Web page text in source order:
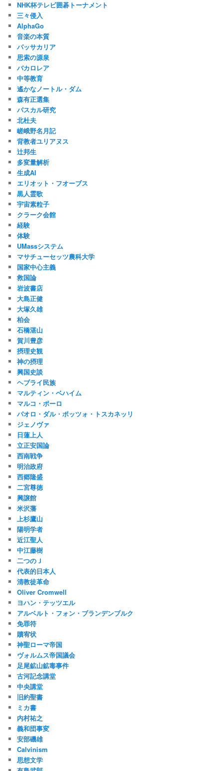
NHK杯テレビ囲碁トーナメント
三々侵入
AlphaGo
音楽の本質
パッサカリア
思索の源泉
バカロレア
中等教育
遙かなノートル・ダム
森有正選集
パスカル研究
北杜夫
嵯峨野名月記
背教者ユリアヌス
辻邦生
多変量解析
生成AI
エリオット・フオーブス
黒人霊歌
宇宙素粒子
クラーク会館
経験
体験
UMassシステム
マサチューセッツ農科大学
国家中心主義
救国論
岩波書店
大島正健
大塚久雄
柏会
石橋湛山
賀川豊彦
摂理史観
神の摂理
興国史談
ヘブライ民族
マルティン・ベハイム
マルコ・ポーロ
パオロ・ダル・ポッツォ・トスカネッリ
ジェノヴァ
日蓮上人
立正安国論
西南戦争
明治政府
西郷隆盛
二宮尊徳
興譲館
米沢藩
上杉鷹山
陽明学者
近江聖人
中江藤樹
二つのＪ
代表的日本人
清教徒革命
Oliver Cromwell
ヨハン・テッツエル
アルベルト・フォン・ブランデンブルク
免罪符
贖宥状
神聖ローマ帝国
ヴォルムス帝国議会
足尾鉱山鉱毒事件
古河記念講堂
中央講堂
旧約聖書
ミカ書
内村祐之
義和団事変
安部磯雄
Calvinism
思想文学